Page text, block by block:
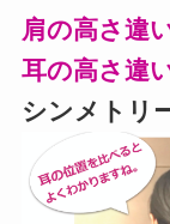
肩の高さ違
耳の高さ違
シンメトリ